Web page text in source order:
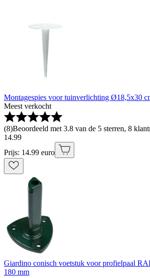
Montagespies voor tuinverlichting Ø18,5x30
Meest verkocht
(8)Beoordeeld met 3.8 van de 5 sterren, 8
14.99
Prijs: 14.99 euro
Giardino conisch voetstuk voor profielpaal
180 mm